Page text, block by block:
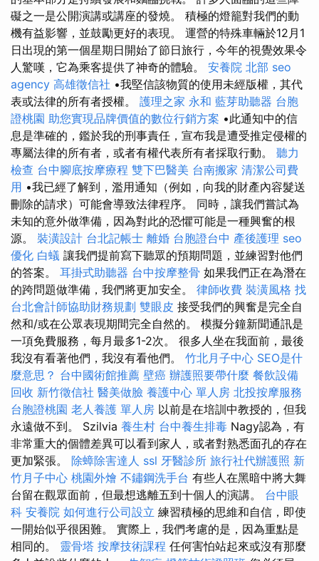
礙之一是公開演講或講座的發燒。 積極的燈籠對我們的動
機有益影響，並鼓勵更好的表現。 運營的特殊車輛於12月1
日出現的第一個星期日開始了節日旅行，今年的視覺效果令
人驚嘆，它為乘客提供了神奇的體驗。 安養院 北部 seo
agency 高雄徵信社 •我堅信該物質的使用未經版權，其代
表或法律的所有者授權。 護理之家 永和 藍芽助聽器 台胞
證桃園 助您實現品牌價值的數位行銷方案 •此通知中的信
息是準確的，鑑於我的刑事責任，宣布我是遭受推定侵權的
專屬法律的所有者，或者有權代表所有者採取行動。 聽力
檢查 台中腳底按摩療程 雙下巴醫美 台南搬家 清潔公司費
用 •我已經了解到，濫用通知（例如，向我的財產內容髮送
刪除的請求）可能會導致法律程序。 同時，讓我們嘗試為
未知的意外做準備，因為對此的恐懼可能是一種興奮的根
源。 裝潢設計 台北記帳士 離婚 台胞證台中 產後護理 seo
優化 白蟻 讓我們提前寫下聽眾的預期問題，並練習對他們
的答案。 耳掛式助聽器 台中按摩整骨 如果我們正在為潛在
的跨問題做準備，我們將更加安全。 律師收費 裝潢風格 找
台北會計師協助財務規劃 雙眼皮 接受我們的興奮是完全自
然和/或在公眾表現期間完全自然的。 模擬分鐘新聞通訊是
一項免費服務，每月最多1-2次。 很多人坐在我面前，最後
我沒有看著他們，我沒有看他們。 竹北月子中心 SEO是什
麼意思？ 台中國術館推薦 壁癌 辦護照要帶什麼 餐飲設備
回收 新竹徵信社 醫美做臉 養護中心 單人房 北投按摩服務
台胞證桃園 老人養護 單人房 以前是在培訓中教授的，但我
永遠做不到。 Szilvia 養生村 台中養生排毒 Nagy認為，有
非常重大的個體差異可以看到家人，或者對熟悉面孔的存在
更加緊張。 除蟑除害達人 ssl 牙醫診所 旅行社代辦護照 新
竹月子中心 桃園外燴 不鏽鋼洗手台 有些人在黑暗中將大舞
台留在觀眾面前，但最想逃離五到十個人的演講。 台中眼
科 安養院 如何進行公司設立 練習積極的思維和自信，即使
一開始似乎很困難。 實際上，我們考慮的是，因為重點是
相同的。 靈骨塔 按摩技術課程 任何害怕站起來或沒有那麼